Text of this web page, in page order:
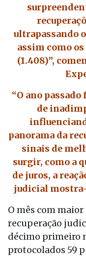
ultrapassando
assim como os
(1.408)”,
“O ano
de
panorama da
sinais de
surgir, como a
de juros, a
judicial
O mês com
recuperação
décimo primeiro
protocolados 59